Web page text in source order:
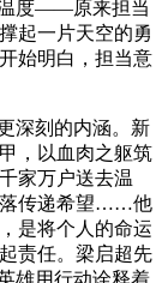
温度——原来担当
起一片天空的勇
始明白，担当意
深刻的内涵。新
，以血肉之躯筑
家万户送去温
落传递希望……他
是将个人的命运
责任。梁启超先